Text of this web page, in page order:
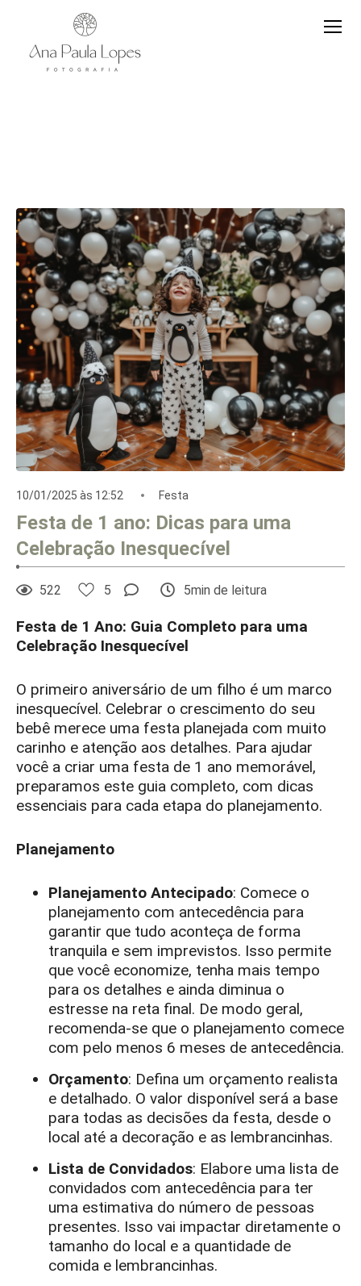
10/01/2025 às 12:52 Festa
Festa de 1 ano: Dicas para uma
Celebração Inesquecível
522 5 5min de leitura
Festa de 1 Ano: Guia Completo para uma
Celebração Inesquecível
O primeiro aniversário de um filho é um marco
inesquecível. Celebrar o crescimento do seu
bebê merece uma festa planejada com muito
carinho e atenção aos detalhes. Para ajudar
você a criar uma festa de 1 ano memorável,
preparamos este guia completo, com dicas
essenciais para cada etapa do planejamento.
Planejamento
Planejamento Antecipado: Comece o
planejamento com antecedência para
garantir que tudo aconteça de forma
tranquila e sem imprevistos. Isso permite
que você economize, tenha mais tempo
para os detalhes e ainda diminua o
estresse na reta final. De modo geral,
recomenda-se que o planejamento comece
com pelo menos 6 meses de antecedência.
Orçamento: Defina um orçamento realista
e detalhado. O valor disponível será a base
para todas as decisões da festa, desde o
local até a decoração e as lembrancinhas.
Lista de Convidados: Elabore uma lista de
convidados com antecedência para ter
uma estimativa do número de pessoas
presentes. Isso vai impactar diretamente o
tamanho do local e a quantidade de
comida e lembrancinhas.